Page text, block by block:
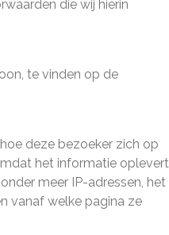
die wij hierin
te vinden op de
deze bezoeker zich op
het informatie oplevert
meer IP-adressen, het
vanaf welke pagina ze